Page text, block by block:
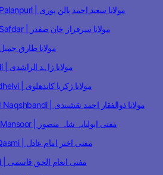
Maulana Saeed Ahmad Palanpuri | مولانا سعید احمد پالن پوری
Maulana Sarfaraz Khan Safdar | مولانا سرفراز خان صفدر
Maulana Tariq Jameel | مولانا طارق جمیل
Maulana Zahid Ur Rashdi | مولانا زاہد الراشدی
Maulana Zakariyya Kandhelvi | مولانا زکریا کاندھلوی
Maulana Zulfiqar Ahmad Naqshbandi | مولانا ذوالفقار احمد نقشبندی
Mufti Abu Lubaba Shah Mansoor | مفتی ابولبابہ شاہ منصور
Mufti Akhtar Imam Adil Qasmi | مفتی اختر امام عادل
Mufti Inam ul Haq Qasmi | مفتی انعام الحق قاسمی